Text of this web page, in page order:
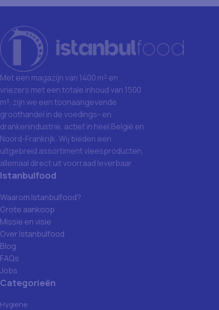
Met een magazijn van 1400 m² en
vriezers met een totale inhoud van 1500
m³, zijn we een toonaangevende
groothandel in de voedings- en
drankenindustrie, actief in heel België en
Noord-Frankrijk. Wij bieden een
uitgebreid assortiment vleesproducten,
allemaal direct uit voorraad leverbaar.
Istanbulfood
Waarom Istanbulfood?
Grote aankoop
Missie en visie
Over Istanbulfood
Blog
FAQs
Jobs
Categorieën
Hygiene